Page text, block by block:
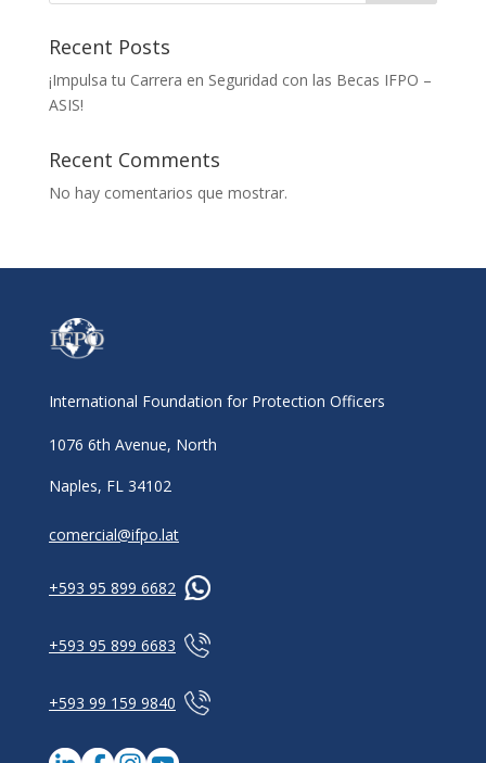
Recent Posts
¡Impulsa tu Carrera en Seguridad con las Becas IFPO –
ASIS!
Recent Comments
No hay comentarios que mostrar.
International Foundation for Protection Officers
1076 6th Avenue, North
Naples, FL 34102
comercial@ifpo.lat
+593 95 899 6682
+593 95 899 6683
+593 99 159 9840